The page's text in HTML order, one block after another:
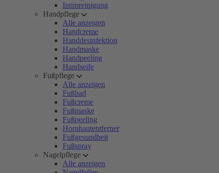
Intimreinigung
Handpflege
Alle anzeigen
Handcreme
Handdesinfektion
Handmaske
Handpeeling
Handseife
Fußpflege
Alle anzeigen
Fußbad
Fußcreme
Fußmaske
Fußpeeling
Hornhautentferner
Fußgesundheit
Fußspray
Nagelpflege
Alle anzeigen